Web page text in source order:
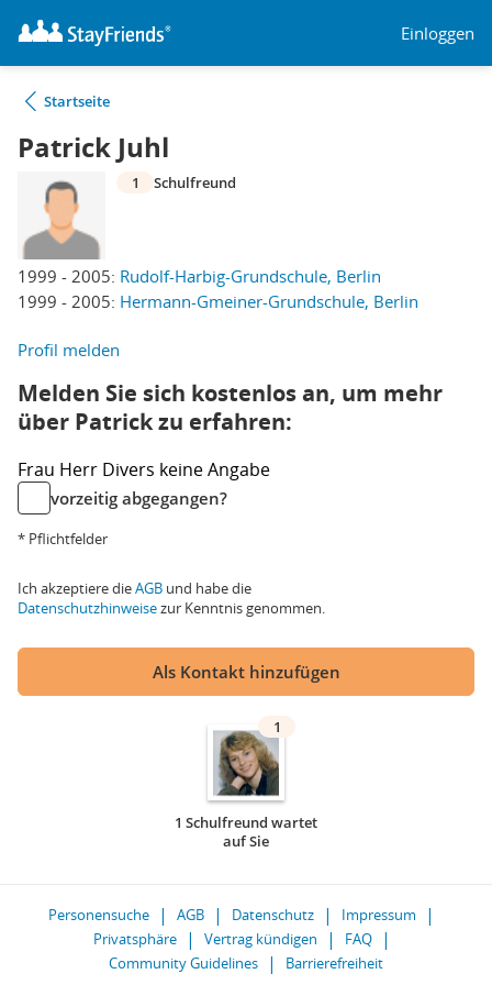
Einloggen
Startseite
Patrick Juhl
1999 - 2005: Rudolf-Harbig-Grundschule, Berlin
1999 - 2005: Hermann-Gmeiner-Grundschule, Berlin
1 Schulfreund
Profil melden
Melden Sie sich kostenlos an, um mehr
über Patrick zu erfahren:
Frau Herr Divers keine Angabe
vorzeitig abgegangen?
* Pflichtfelder
Ich akzeptiere dieAGB und habe die
Datenschutzhinweisezur Kenntnis genommen.
Als Kontakt hinzufügen
1
1 Schulfreund wartet
auf Sie
Personensuche AGB Datenschutz
Impressum
Privatsphäre
Vertrag kündigen
FAQ
Community Guidelines
Barrierefreiheit